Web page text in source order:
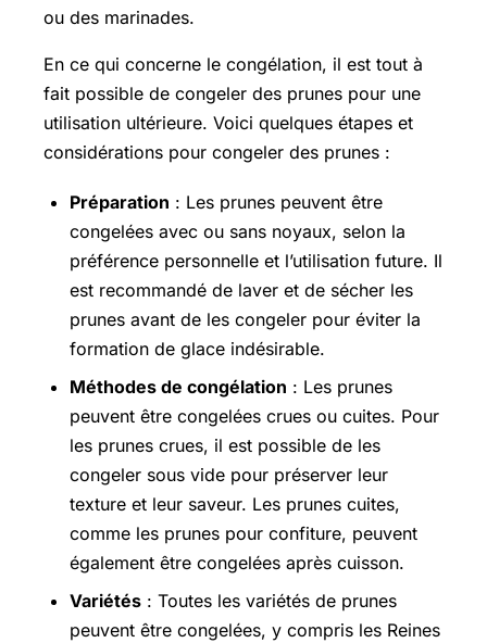
ou des marinades.
En ce qui concerne le congélation, il est tout à
fait possible de congeler des prunes pour une
utilisation ultérieure. Voici quelques étapes et
considérations pour congeler des prunes :
Préparation : Les prunes peuvent être
congelées avec ou sans noyaux, selon la
préférence personnelle et l’utilisation future. Il
est recommandé de laver et de sécher les
prunes avant de les congeler pour éviter la
formation de glace indésirable.
Méthodes de congélation : Les prunes
peuvent être congelées crues ou cuites. Pour
les prunes crues, il est possible de les
congeler sous vide pour préserver leur
texture et leur saveur. Les prunes cuites,
comme les prunes pour confiture, peuvent
également être congelées après cuisson.
Variétés : Toutes les variétés de prunes
peuvent être congelées, y compris les Reines